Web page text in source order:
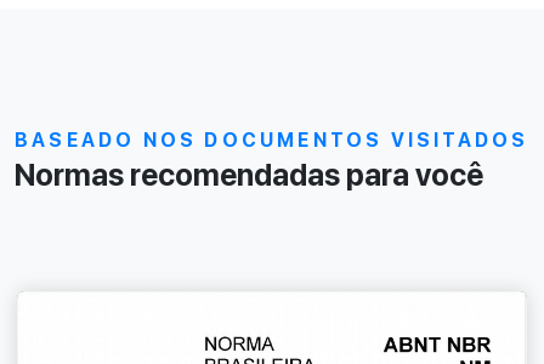
BASEADO NOS DOCUMENTOS VISITADOS
Normas recomendadas para você